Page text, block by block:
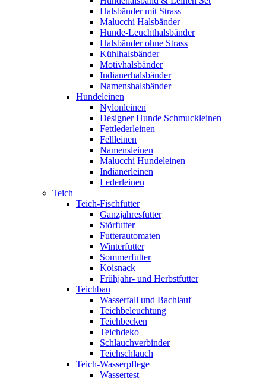
Halsbänder mit Strass
Malucchi Halsbänder
Hunde-Leuchthalsbänder
Halsbänder ohne Strass
Kühlhalsbänder
Motivhalsbänder
Indianerhalsbänder
Namenshalsbänder
Hundeleinen
Nylonleinen
Designer Hunde Schmuckleinen
Fettlederleinen
Fellleinen
Namensleinen
Malucchi Hundeleinen
Indianerleinen
Lederleinen
Teich
Teich-Fischfutter
Ganzjahresfutter
Störfutter
Futterautomaten
Winterfutter
Sommerfutter
Koisnack
Frühjahr- und Herbstfutter
Teichbau
Wasserfall und Bachlauf
Teichbeleuchtung
Teichbecken
Teichdeko
Schlauchverbinder
Teichschlauch
Teich-Wasserpflege
Wassertest